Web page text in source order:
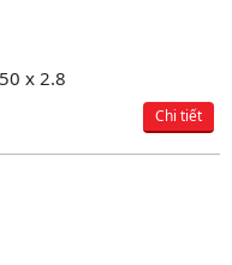
x 2.8
Chi tiết